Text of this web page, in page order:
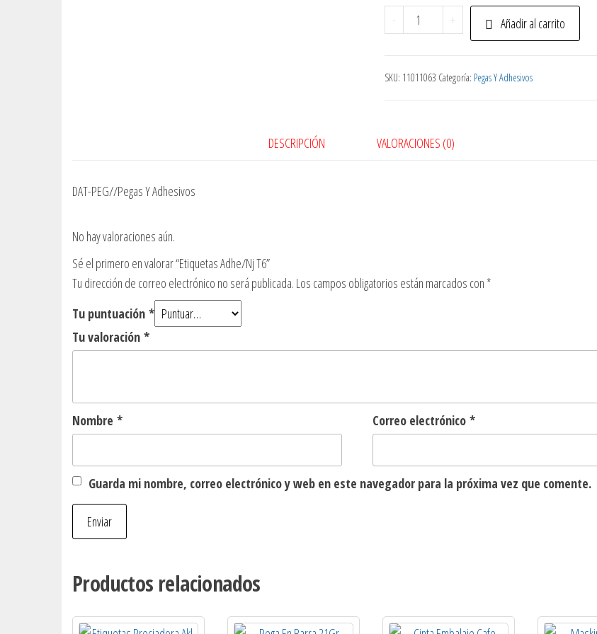
-
Etiquetas
Adhe/Nj
cantidad
+ Añadir al carrito
SKU: 11011063 Categoría: Pegas Y Adhesivos
DESCRIPCIÓN VALORACIONES (0)
DAT-PEG//Pegas Y Adhesivos
No hay valoraciones aún.
Sé el primero en valorar “Etiquetas Adhe/Nj T6”
Tu dirección de correo electrónico no será publicada. Los campos obligatorios están marcados con *
Tu puntuación *
Tu valoración *
Nombre * Correo electrónico *
Guarda mi nombre, correo electrónico y web en este navegador para la próxima vez que comente.
Productos relacionados